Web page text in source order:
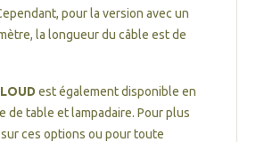
pour la version avec un
la longueur du câble est de
est également disponible en
de table et lampadaire. Pour plus
ces options ou pour toute